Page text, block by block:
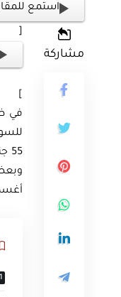
استمع
مشاركة
[
]
في
أغسطس 2020، أي قبل شهر واحد
وتعزيز
المصري